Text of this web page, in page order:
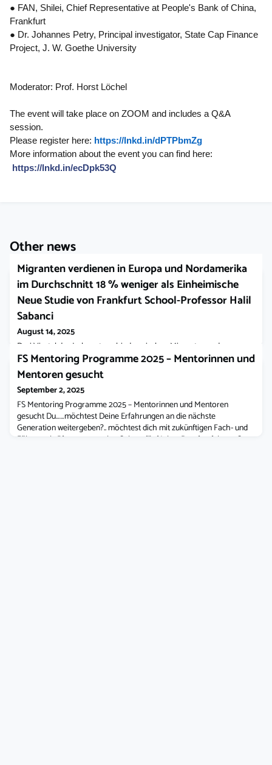
● FAN, Shilei, Chief Representative at People's Bank of China,
Frankfurt
● Dr. Johannes Petry, Principal investigator, State Cap Finance
Project, J. W. Goethe University
Moderator: Prof. Horst Löchel
The event will take place on ZOOM and includes a Q&A
session.
Please register here: https://lnkd.in/dPTPbmZg
More information about the event you can find here:
https://lnkd.in/ecDpk53Q
Other news
Migranten verdienen in Europa und Nordamerika
im Durchschnitt 18 % weniger als Einheimische
Neue Studie von Frankfurt School-Professor Halil
Sabanci
August 14, 2025
Drei Viertel des Lohnunterschieds zwischen Migranten und
Einheimischen sind auf Probleme zurückzuführen in besser bezahlte
Jobs und Branchen zu gelangen, das verbleibende Viertel auf
ungleiche Bezahlung Politische Maßnahmen zur Verringerung dieser
Lücke sollten darauf abzielen, Migranten den Zugang zu höher
bezahlten Jobs zu erleichternDie Einkommensunterschiede
verringern sich bei den Kindern von
FS Mentoring Programme 2025 – Mentorinnen und
Mentoren gesucht
September 2, 2025
FS Mentoring Programme 2025 – Mentorinnen und Mentoren
gesucht Du……möchtest Deine Erfahrungen an die nächste
Generation weitergeben?.. möchtest dich mit zukünftigen Fach- und
Führungskräften austauschen?…hast fünf Jahre Berufserfahrung?